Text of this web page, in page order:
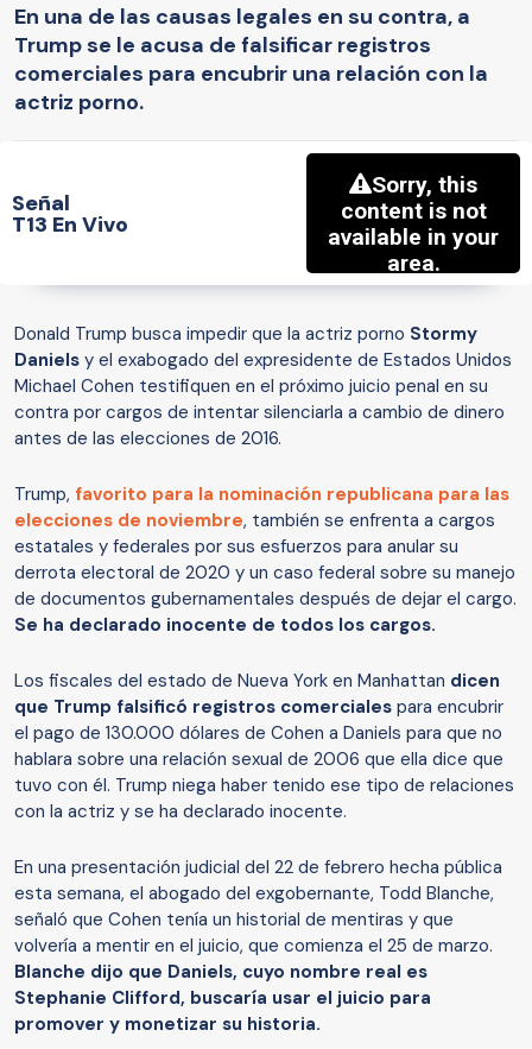
En una de las causas legales en su contra, a
Trump se le acusa de falsificar registros
comerciales para encubrir una relación con la
actriz porno.
Señal
T13 En Vivo
Donald Trump busca impedir que la actriz porno Stormy
Daniels y el exabogado del expresidente de Estados Unidos
Michael Cohen testifiquen en el próximo juicio penal en su
contra por cargos de intentar silenciarla a cambio de dinero
antes de las elecciones de 2016.
Trump, favorito para la nominación republicana para las
elecciones de noviembre, también se enfrenta a cargos
estatales y federales por sus esfuerzos para anular su
derrota electoral de 2020 y un caso federal sobre su manejo
de documentos gubernamentales después de dejar el cargo.
Se ha declarado inocente de todos los cargos.
Los fiscales del estado de Nueva York en Manhattan dicen
que Trump falsificó registros comerciales para encubrir
el pago de 130.000 dólares de Cohen a Daniels para que no
hablara sobre una relación sexual de 2006 que ella dice que
tuvo con él. Trump niega haber tenido ese tipo de relaciones
con la actriz y se ha declarado inocente.
En una presentación judicial del 22 de febrero hecha pública
esta semana, el abogado del exgobernante, Todd Blanche,
señaló que Cohen tenía un historial de mentiras y que
volvería a mentir en el juicio, que comienza el 25 de marzo.
Blanche dijo que Daniels, cuyo nombre real es
Stephanie Clifford, buscaría usar el juicio para
promover y monetizar su historia.